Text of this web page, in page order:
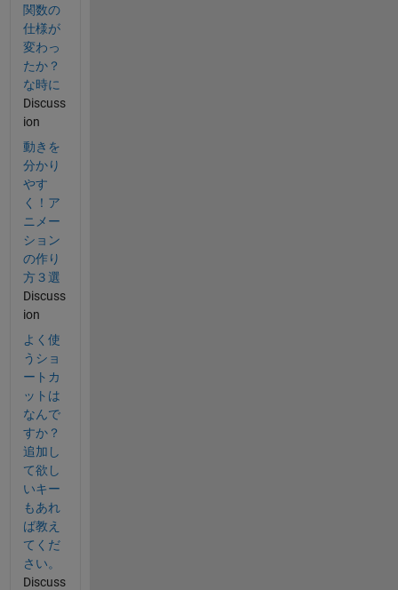
関数の
仕様が
変わっ
たか？
な時に
Discuss
ion
動きを
分かり
やす
く！ア
ニメー
ション
の作り
方３選
Discuss
ion
よく使
うショ
ートカ
ットは
なんで
すか？
追加し
て欲し
いキー
もあれ
ば教え
てくだ
さい。
Discuss